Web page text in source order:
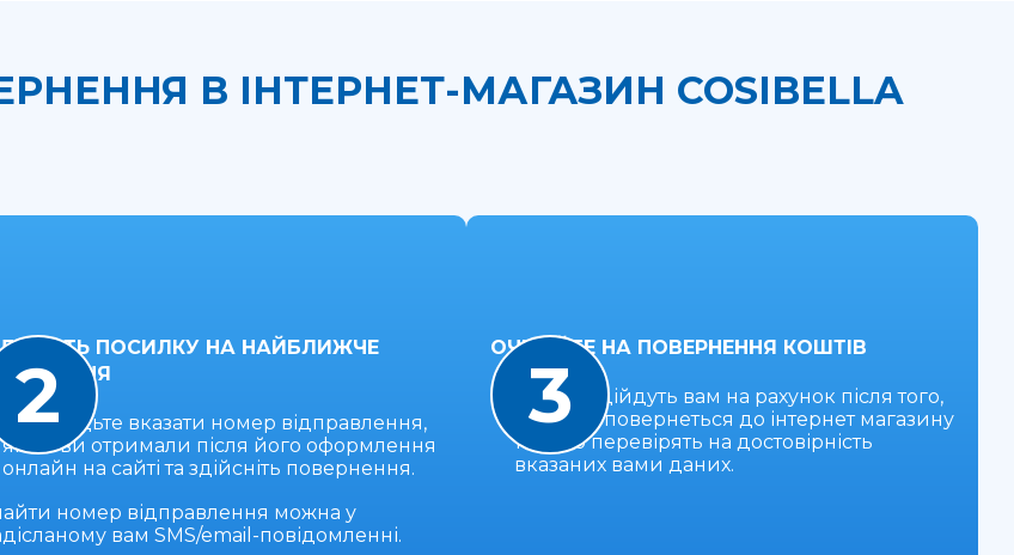
В ІНТЕРНЕТ-МАГАЗИН COSIBELLA
ПОСИЛКУ НА НАЙБЛИЖЧЕ
Не забудьте вказати номер відправлення,
який ви отримали після його оформлення
онлайн на сайті та здійсніть повернення.
номер відправлення можна у
вам SMS/email-повідомленні.
2
ОЧІКУЙТЕ НА ПОВЕРНЕННЯ КОШТІВ
Гроші надійдуть вам на рахунок після того,
як товар повернеться до інтернет магазину
та його перевірять на достовірність
вказаних вами даних.
3